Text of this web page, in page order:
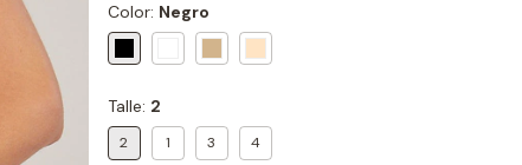
Color: Negro
Talle: 2
2 1 3 4